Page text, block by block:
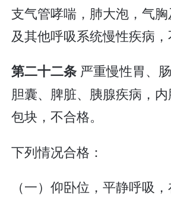
支气管哮喘，肺大泡，气
及其他呼吸系统慢性疾病，
第二十二条 严重慢性胃、
胆囊、脾脏、胰腺疾病，
包块，不合格。
下列情况合格：
（一）仰卧位，平静呼吸